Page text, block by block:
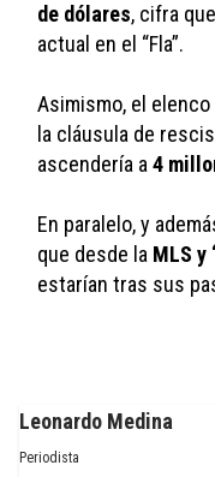
de dólares, cifra
actual en el “Fla”.
Asimismo, el
la cláusula de
ascendería a 4
En paralelo, y
que desde la MLS y
estarían tras sus
Leonardo Medina
Periodista